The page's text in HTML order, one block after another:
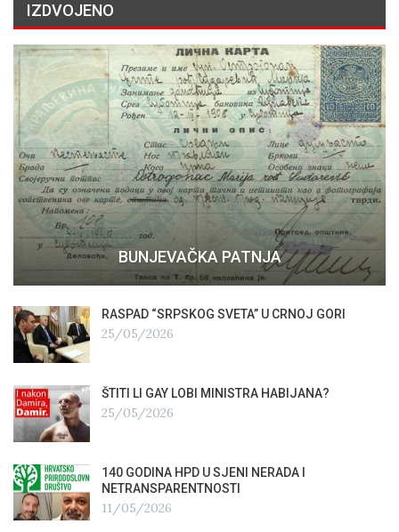
IZDVOJENO
BUNJEVAČKA PATNJA
RASPAD “SRPSKOG SVETA” U CRNOJ GORI
25/05/2026
ŠTITI LI GAY LOBI MINISTRA HABIJANA?
25/05/2026
140 GODINA HPD U SJENI NERADA I
NETRANSPARENTNOSTI
11/05/2026